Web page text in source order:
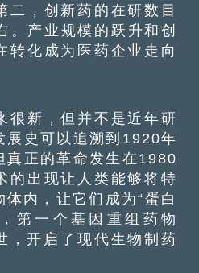
二，创新药的在研数目
。产业规模的跃升和创
转化成为医药企业走向
新，但并不是近年研
展史可以追溯到1920年
真正的革命发生在1980
的出现让人类能够将特
内，让它们成为“蛋白
第一个基因重组药物
开启了现代生物制药